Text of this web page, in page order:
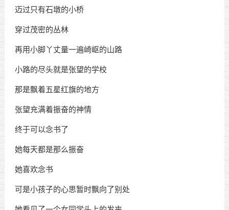
迈过只有石墩的小桥
穿过茂密的丛林
再用小脚丫丈量一遍崎岖的山路
小路的尽头就是张望的学校
那是飘着五星红旗的地方
张望充满着振奋的神情
终于可以念书了
她每天都是那么振奋
她喜欢念书
可是小孩子的心思暂时飘向了别处